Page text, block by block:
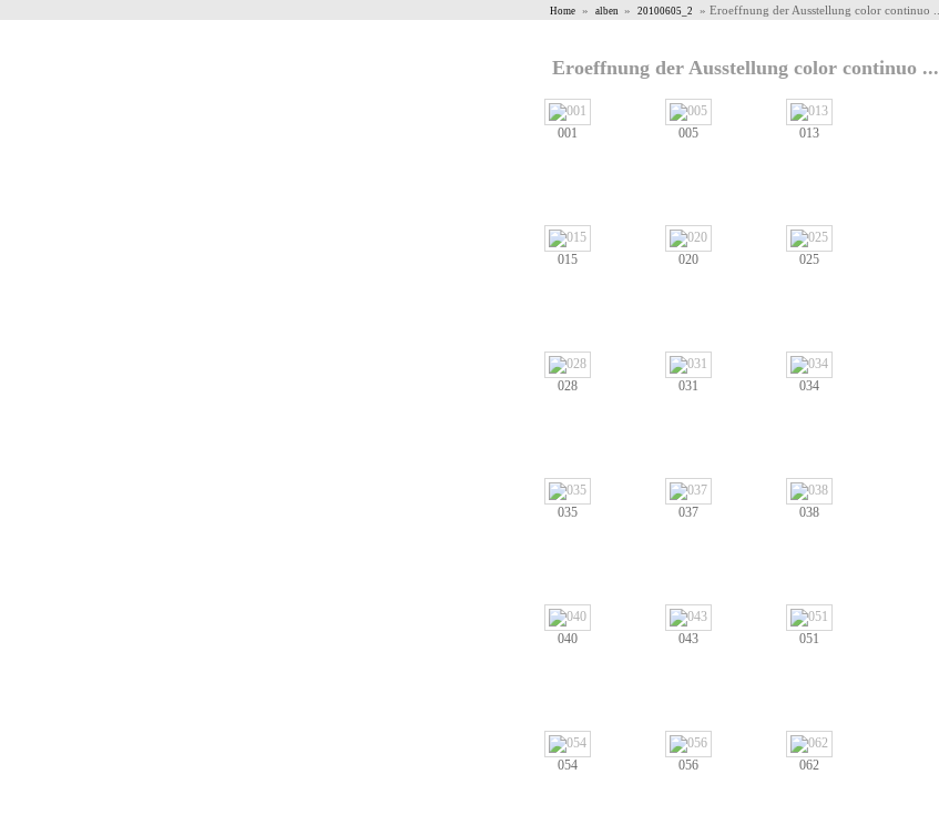
Home » alben » 20100605_2 » Eroeffnung der Ausstellung color continuo ...
Eroeffnung der Ausstellung color continuo ...
001 005 013
015 020 025
028 031 034
035 037 038
040 043 051
054 056 062